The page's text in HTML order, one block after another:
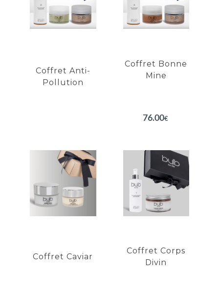
Coffret Anti-
Pollution
Pollution
Coffret Bonne
Mine
76.00€
Exfolie en douceur
Coffret Caviar
Coffret
Caviar
Restaure la fermeté de
la peau
Coffret Corps
Divin
Coffret
Corps Divin
Doux gommage Abricot